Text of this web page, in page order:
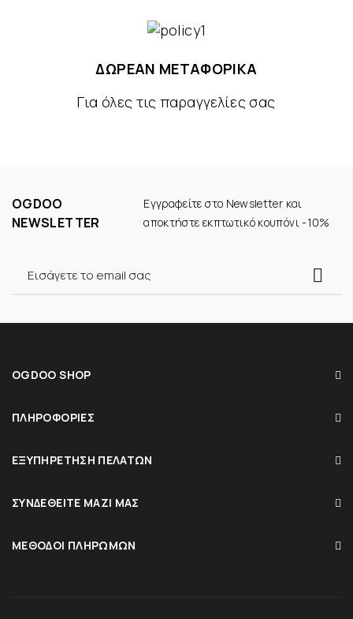
ΔΩΡΕΑΝ ΜΕΤΑΦΟΡΙΚΑ
Για όλες τις παραγγελίες σας
OGDOO
NEWSLETTER
Εγγραφείτε στο Newsletter και
αποκτήστε εκπτωτικό κουπόνι -10%
OGDOO SHOP
ΠΛΗΡΟΦΟΡΊΕΣ
ΕΞΥΠΗΡΈΤΗΣΗ ΠΕΛΑΤΏΝ
ΣΥΝΔΕΘΕΊΤΕ ΜΑΖΊ ΜΑΣ
ΜΈΘΟΔΟΙ ΠΛΗΡΩΜΏΝ